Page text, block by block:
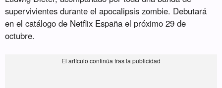
supervivientes durante el apocalipsis zombie. Debutará
en el catálogo de Netflix España el próximo 29 de
octubre.